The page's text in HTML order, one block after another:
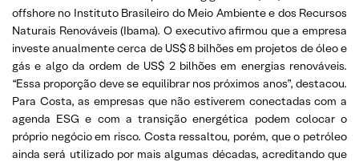
offshore no Instituto Brasileiro do Meio Ambiente e dos Recursos
Naturais Renováveis (Ibama). O executivo afirmou que a empresa
investe anualmente cerca de US$ 8 bilhões em projetos de óleo e
gás e algo da ordem de US$ 2 bilhões em energias renováveis.
“Essa proporção deve se equilibrar nos próximos anos”, destacou.
Para Costa, as empresas que não estiverem conectadas com a
agenda ESG e com a transição energética podem colocar o
próprio negócio em risco. Costa ressaltou, porém, que o petróleo
ainda será utilizado por mais algumas décadas, acreditando que